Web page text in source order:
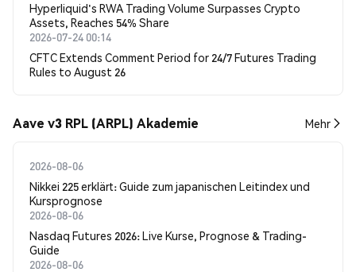
Hyperliquid's RWA Trading Volume Surpasses Crypto
Assets, Reaches 54% Share
2026-07-24 00:14
CFTC Extends Comment Period for 24/7 Futures Trading
Rules to August 26
Aave v3 RPL (ARPL) Akademie Mehr
2026-08-06
Nikkei 225 erklärt: Guide zum japanischen Leitindex und
Kursprognose
2026-08-06
Nasdaq Futures 2026: Live Kurse, Prognose & Trading-
Guide
2026-08-06